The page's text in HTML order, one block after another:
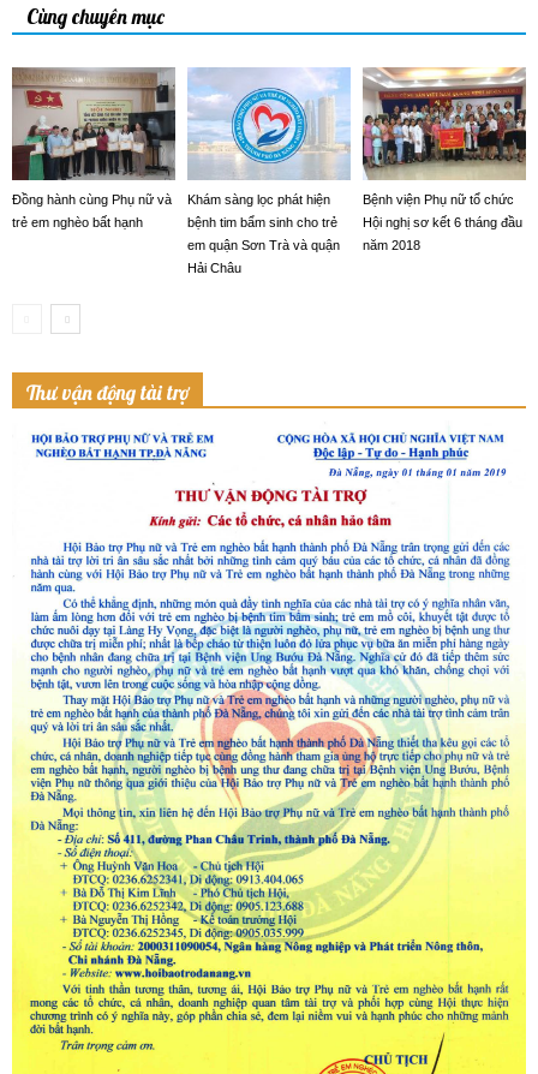
Cùng chuyên mục
Đồng hành cùng Phụ nữ và
trẻ em nghèo bất hạnh
Khám sàng lọc phát hiện
bệnh tim bẩm sinh cho trẻ
em quận Sơn Trà và quận
Hải Châu
Bệnh viện Phụ nữ tổ chức
Hội nghị sơ kết 6 tháng đầu
năm 2018
Thư vận động tài trợ